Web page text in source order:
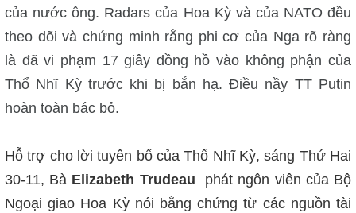
của nước ông. Radars của Hoa Kỳ và của NATO đều
theo dõi và chứng minh rằng phi cơ của Nga rõ ràng
là đã vi phạm 17 giây đồng hồ vào không phận của
Thổ Nhĩ Kỳ trước khi bị bắn hạ. Điều nầy TT Putin
hoàn toàn bác bỏ.
Hỗ trợ cho lời tuyên bố của Thổ Nhĩ Kỳ, sáng Thứ Hai
30-11, Bà Elizabeth Trudeau
phát ngôn viên của Bộ
Ngoại giao Hoa Kỳ nói bằng chứng từ các nguồn tài